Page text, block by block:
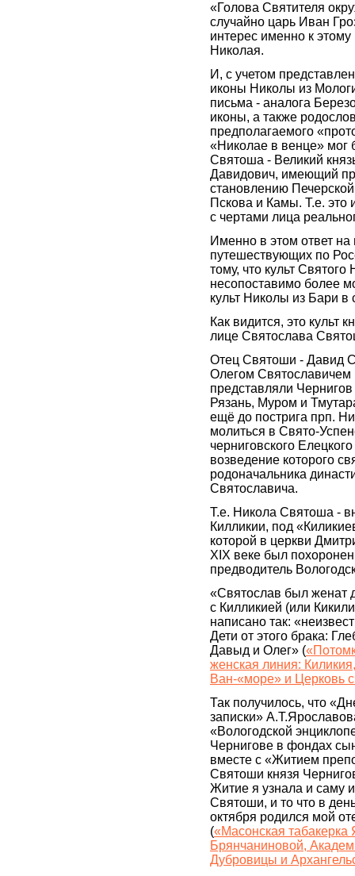
«Голова Святителя
случайно царь Иван
интерес именно к
Николая.
И, с учетом
иконы Николы из
письма - аналога
иконы, а также
предполагаемого
«Николае в венце» мог
Святоша - Великий
Давидович, имеющий
становлению
Пскова и Камы. Т.е. это
с чертами лица
Именно в этом ответ на
путешествующих по
тому, что культ
несопоставимо более
культ Николы из Бари в
Как видится, это культ
лице Святослава
Отец Святоши - Давид
Олегом
представляли
Рязань, Муром и
ещё до пострига прп.
молиться в Свято-
черниговского
возведение которого
родоначальника
Святославича.
Т.е. Никола Святоша -
Килликии, под
которой в церкви
XIX веке был
предводитель
«Святослав был женат
с Килликией (или
написано так:
Дети от этого брака:
Давыд и Олег» (
женская линия:
Ван-«море» и Церковь
Так получилось, что
записки»
«Вологодской
Чернигове в фондах
вместе с «Житием
Святоши князя
Житие я узнала и саму
Святоши, и то что в
октября родился мой
(«Масонская табакерка
Брянчаниновой,
Дубровицы и